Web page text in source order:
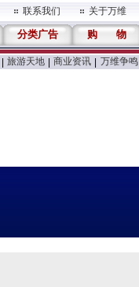
联系我们 关于万维
分类广告 购 物
旅游天地 商业资讯 万维争鸣